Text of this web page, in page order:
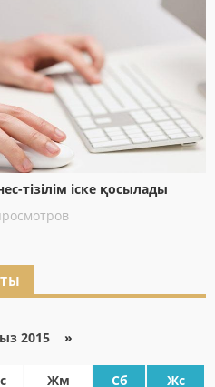
тізілім іске қосылады
2015 »
Жм Сб Жс